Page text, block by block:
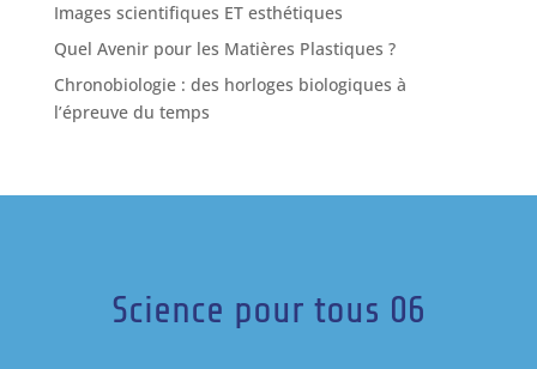
Images scientifiques ET esthétiques
Quel Avenir pour les Matières Plastiques ?
Chronobiologie : des horloges biologiques à
l’épreuve du temps
Science pour tous 06